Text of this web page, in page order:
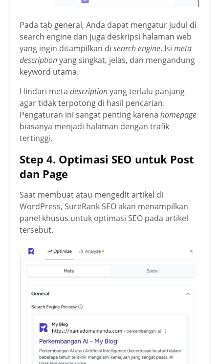
Pada tab general, Anda dapat mengatur judul di
search engine dan juga deskripsi halaman web
yang ingin ditampilkan di search engine. Isi meta
descriptionyang singkat, jelas, dan mengandung
keyword utama.
Hindari meta descriptionyang terlalu panjang
agar tidak terpotong di hasil pencarian.
Pengaturan ini sangat penting karena homepage
biasanya menjadi halaman dengan trafik
tertinggi.
Step 4. Optimasi SEO untuk Post
dan Page
Saat membuat atau mengedit artikel di
WordPress, SureRank SEO akan menampilkan
panel khusus untuk optimasi SEO pada artikel
tersebut.